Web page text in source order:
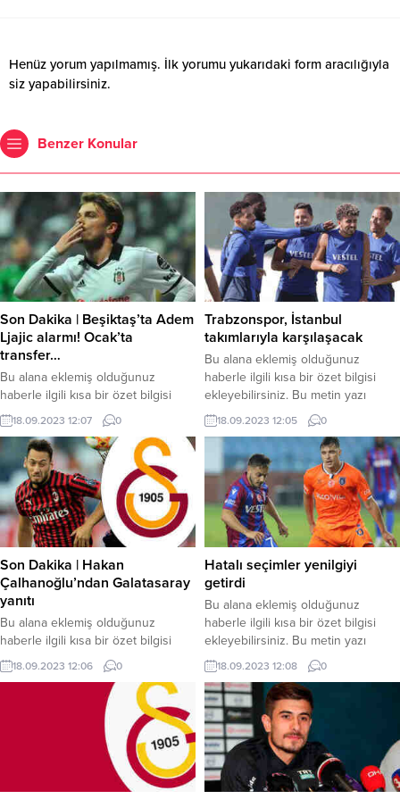
Henüz yorum yapılmamış. İlk yorumu yukarıdaki form aracılığıyla
siz yapabilirsiniz.
Benzer Konular
Son Dakika | Beşiktaş’ta Adem
Ljajic alarmı! Ocak’ta
transfer…
Bu alana eklemiş olduğunuz
haberle ilgili kısa bir özet bilgisi
ekleyebilirsiniz. Bu metin yazı
düzenleme sayfasında “Özet”
bölümünden eklenebilir. Özet
eklenmişse başlık altında kalın
olarak bu şekilde gösterilir,
eklenmemişse bu alan boş kalır.
18.09.2023 12:07 0
Trabzonspor, İstanbul
takımlarıyla karşılaşacak
Bu alana eklemiş olduğunuz
haberle ilgili kısa bir özet bilgisi
ekleyebilirsiniz. Bu metin yazı
düzenleme sayfasında “Özet”
bölümünden eklenebilir. Özet
eklenmişse başlık altında kalın
olarak bu şekilde gösterilir,
eklenmemişse bu alan boş kalır.
18.09.2023 12:05 0
Son Dakika | Hakan
Çalhanoğlu’ndan Galatasaray
yanıtı
Bu alana eklemiş olduğunuz
haberle ilgili kısa bir özet bilgisi
ekleyebilirsiniz. Bu metin yazı
düzenleme sayfasında “Özet”
bölümünden eklenebilir. Özet
eklenmişse başlık altında kalın
olarak bu şekilde gösterilir,
eklenmemişse bu alan boş kalır.
18.09.2023 12:06 0
Hatalı seçimler yenilgiyi
getirdi
Bu alana eklemiş olduğunuz
haberle ilgili kısa bir özet bilgisi
ekleyebilirsiniz. Bu metin yazı
düzenleme sayfasında “Özet”
bölümünden eklenebilir. Özet
eklenmişse başlık altında kalın
olarak bu şekilde gösterilir,
eklenmemişse bu alan boş kalır.
18.09.2023 12:08 0